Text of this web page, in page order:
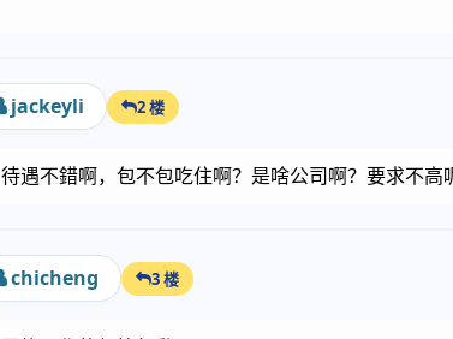
jackeyli 2 楼
待遇不錯啊，包不包吃住啊？是啥公司啊？要求不高
chicheng 3 楼